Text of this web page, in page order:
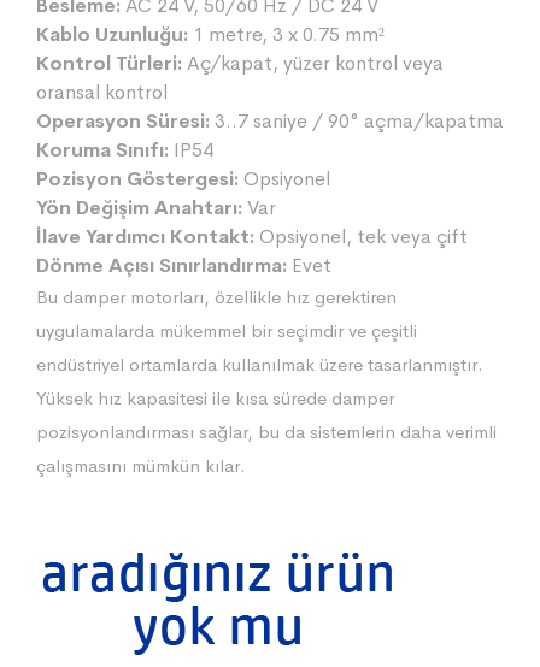
Kablo Uzunluğu: 1 metre, 3 x 0.75 mm²
Kontrol Türleri: Aç/kapat, yüzer kontrol veya
oransal kontrol
Operasyon Süresi: 3..7 saniye / 90° açma/kapatma
Koruma Sınıfı: IP54
Pozisyon Göstergesi: Opsiyonel
Yön Değişim Anahtarı: Var
İlave Yardımcı Kontakt: Opsiyonel, tek veya çift
Dönme Açısı Sınırlandırma: Evet
Bu damper motorları, özellikle hız gerektiren
uygulamalarda mükemmel bir seçimdir ve çeşitli
endüstriyel ortamlarda kullanılmak üzere tasarlanmıştır.
Yüksek hız kapasitesi ile kısa sürede damper
pozisyonlandırması sağlar, bu da sistemlerin daha verimli
çalışmasını mümkün kılar.